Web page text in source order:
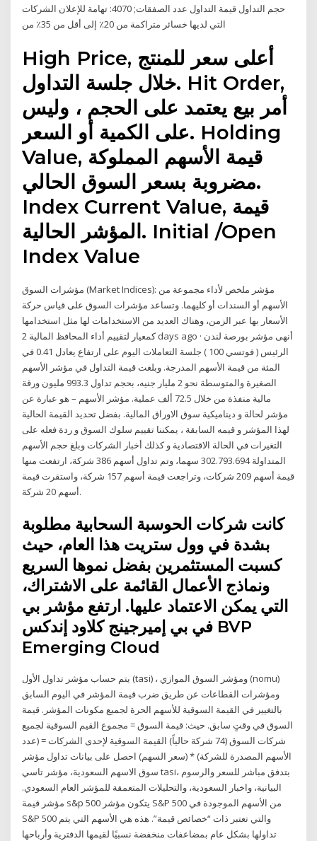
حجم التداول قيمة التداول عدد الصفقات; 4070: تهامة للإعلان الشركات
التي لديها خسائر متراكمة من 20٪ إلى أقل من 35٪ من
High Price, أعلى سعر للمنتج
خلال جلسة التداول. Hit Order,
أمر بيع يعتمد على الحجم ، وليس
على الكمية أو السعر. Holding
Value, قيمة الأسهم المملوكة
مضروبة بسعر السوق الحالي.
Index Current Value, قيمة
المؤشر الحالية. Initial /Open
Index Value
مؤشرات السوق (Market Indices): مؤشر ملخص لأداء مجموعة من
الأسهم أو السندات أو كليهما. وتساعد مؤشرات السوق على قياس حركة
الأسعار بها عبر الزمن، وهناك العديد من الاستخدامات لها مثل استخدامها
كمعيار لتقييم أداء المحافظ المالية 2 days ago · أنهى مؤشر بورصة لندن
الرئيس ( فوتسي 100 ) جلسة التعاملات اليوم على ارتفاع يعادل 0.41 في
المئة من قيمة الأسهم المدرجة. وبلغت قيمة التداول في مؤشر الأسهم
الصغيرة والمتوسطة نحو 2 مليار جنيه، بحجم تداول 993.3 مليون ورقة
مالية منفذة من خلال 72.5 ألف عملية. مؤشر الأسهم – هو عبارة عن
مؤشر لحالة و ديناميكية سوق الاوراق المالية. بفضل تحديد القيمة الحالية
لهذا المؤشر و قيمه السابقة ، يمكننا تقييم سلوك السوق و ردة فعله على
التغيرات في الحالة الاقتصادية و كذلك أخبار الشركات وبلغ حجم الأسهم
المتداولة 302.793.694 سهما، وتم تداول أسهم 386 شركة، ارتفعت منها
قيمة أسهم 209 شركات، وتراجعت قيمة أسهم 157 شركة، واستقرت قيمة
أسهم 20 شركة.
كانت شركات الحوسبة السحابية مطلوبة
بشدة في وول ستريت هذا العام، حيث
كسبت المستثمرين بفضل نموها السريع
ونماذج الأعمال القائمة على الاشتراك،
التي يمكن الاعتماد عليها. ارتفع مؤشر بي
في بي إميرجينج كلاود إندكس BVP
Emerging Cloud
يتم حساب مؤشر تداول الأول (tasi) ، ومؤشر السوق الموازي (nomu)
ومؤشرات القطاعات عن طريق ضرب قيمة المؤشر في اليوم السابق
بالتغيير في القيمة السوقية للأسهم الحرة لجميع مكونات المؤشر. قيمة
السوق في وقتٍ سابق. حيث: قيمة السوق = مجموع القيم السوقية لجميع
شركات السوق (74 شركة حالياً) القيمة السوقية لإحدى الشركات = (عدد
الأسهم المصدرة للشركة) * (سعر السهم) احصل على بيانات تداول مؤشر
سوق الاسهم السعودية، مؤشر تاسي tasi، بتدفق مباشر للسعر والرسوم
البيانية، واخبار السعودية، والتحليلات المتعمقة للمؤشر العام السعودي.
مؤشر قيمة s&p 500 يتكون مؤشر S&P 500 من الأسهم الموجودة في
S&P 500 والتي تعتبر ذات “خصائص قيمة”. هذه هي الأسهم التي يتم
تداولها بشكل عام بمضاعفات منخفضة نسبيًا لقيمها الدفترية وأرباحها